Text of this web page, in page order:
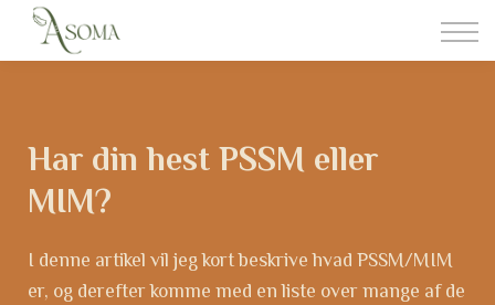
Login
Har din hest PSSM eller
MIM?
I denne artikel vil jeg kort beskrive hvad PSSM/MIM
er, og derefter komme med en liste over mange af de